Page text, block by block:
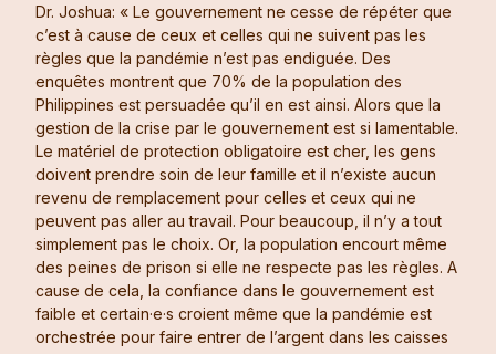
Dr. Joshua: « Le gouvernement ne cesse de répéter que
c’est à cause de ceux et celles qui ne suivent pas les
règles que la pandémie n’est pas endiguée. Des
enquêtes montrent que 70% de la population des
Philippines est persuadée qu’il en est ainsi. Alors que la
gestion de la crise par le gouvernement est si lamentable.
Le matériel de protection obligatoire est cher, les gens
doivent prendre soin de leur famille et il n’existe aucun
revenu de remplacement pour celles et ceux qui ne
peuvent pas aller au travail. Pour beaucoup, il n’y a tout
simplement pas le choix. Or, la population encourt même
des peines de prison si elle ne respecte pas les règles. A
cause de cela, la confiance dans le gouvernement est
faible et certain·e·s croient même que la pandémie est
orchestrée pour faire entrer de l’argent dans les caisses